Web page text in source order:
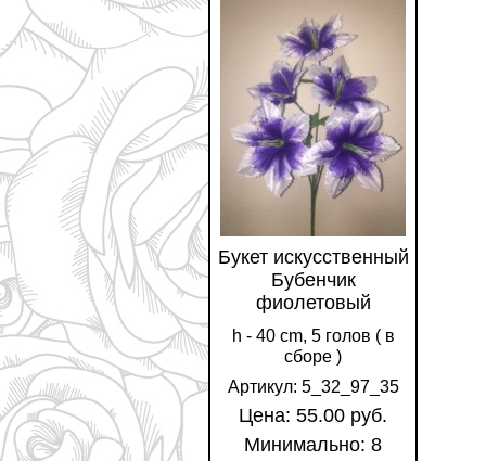
Букет искусственный
Бубенчик
фиолетовый
h - 40 cm, 5 голов ( в
сборе )
Артикул: 5_32_97_35
Цена: 55.00 руб.
Минимально: 8